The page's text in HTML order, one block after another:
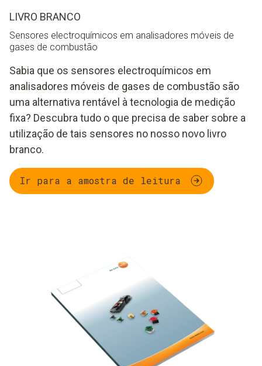
LIVRO BRANCO
Sensores electroquímicos em analisadores móveis de
gases de combustão
Sabia que os sensores electroquímicos em
analisadores móveis de gases de combustão são
uma alternativa rentável à tecnologia de medição
fixa? Descubra tudo o que precisa de saber sobre a
utilização de tais sensores no nosso novo livro
branco.
Ir para a amostra de leitura
Analisadores de
gases e princípios
Princípio de
funcionamento dos
sensores